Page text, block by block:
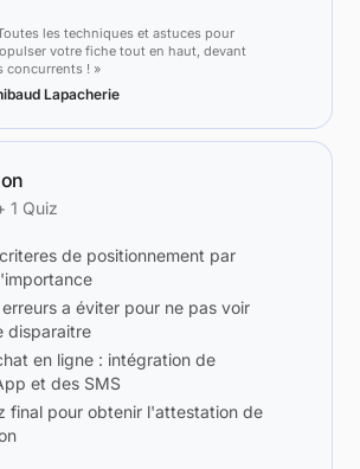
Solution Programme
les techniques et astuces pour
votre fiche tout en haut, devant
concurrents ! »
Lapacherie
1 Quiz
de positionnement par
a éviter pour ne pas voir
disparaitre
en ligne : intégration de
et des SMS
final pour obtenir l'attestation de